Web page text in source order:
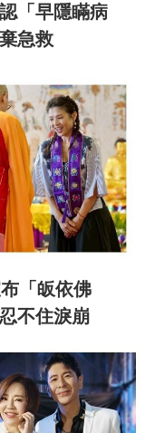
「早隱瞞病
急救
「皈依佛
不住淚崩